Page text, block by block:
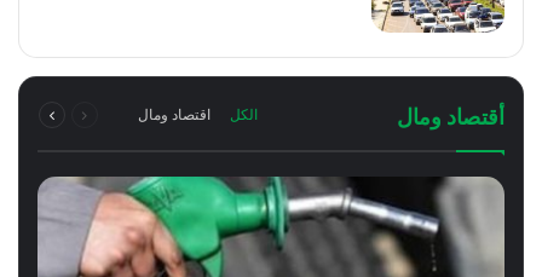
أقتصاد ومال الكل اقتصاد ومال
الصفحة